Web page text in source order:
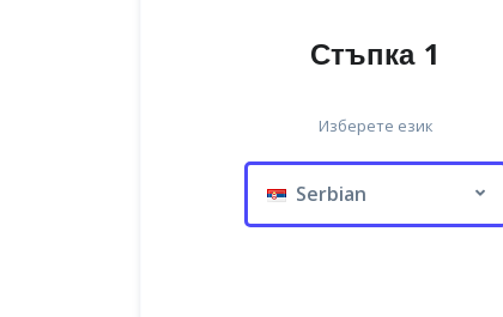
Стъпка 1
Изберете език
Serbian